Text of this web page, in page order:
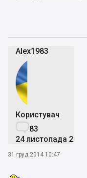
Alex1983
Користувач
83
24 листопада 2013
31 груд 2014 10:47